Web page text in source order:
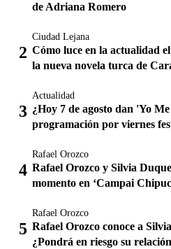
de Adriana Romero
Ciudad Lejana
Cómo luce en la actualidad
la nueva novela turca de
Actualidad
¿Hoy 7 de agosto dan 'Yo
programación por viernes
Rafael Orozco
Rafael Orozco y Silvia
momento en ‘Campai
Rafael Orozco
Rafael Orozco conoce a
¿Pondrá en riesgo su